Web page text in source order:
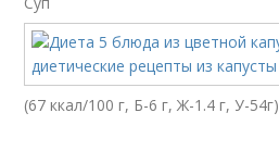
капусты
(67 ккал/100 г, Б-6 г, Ж-1.4 г, У-54г)